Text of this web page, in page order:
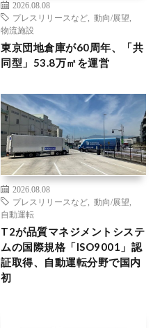
2026.08.08
プレスリリースなど
動向/展望
物流施設
東京団地倉庫が60周年、「共
同型」53.8万㎡を運営
2026.08.08
プレスリリースなど
動向/展望
自動運転
T2が品質マネジメントシステ
ムの国際規格「ISO9001」認
証取得、自動運転分野で国内
初